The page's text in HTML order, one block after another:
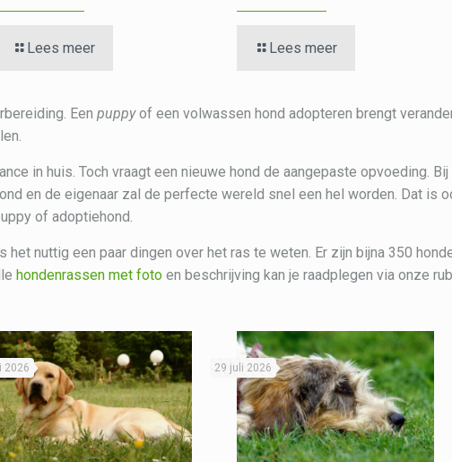
Lees meer Lees meer
Eenpuppyof een volwassen hond adopteren brengt
in huis. Toch vraagt een nieuwe hond de aangepaste opvoeding.
en de eigenaar zal de perfecte wereld snel een hel worden. Dat is
of adoptiehond.
nuttig een paar dingen over het ras te weten. Er zijn bijna 350
hondenrassen met foto en beschrijving kan je raadplegen via onze
2026 29 juli 2026